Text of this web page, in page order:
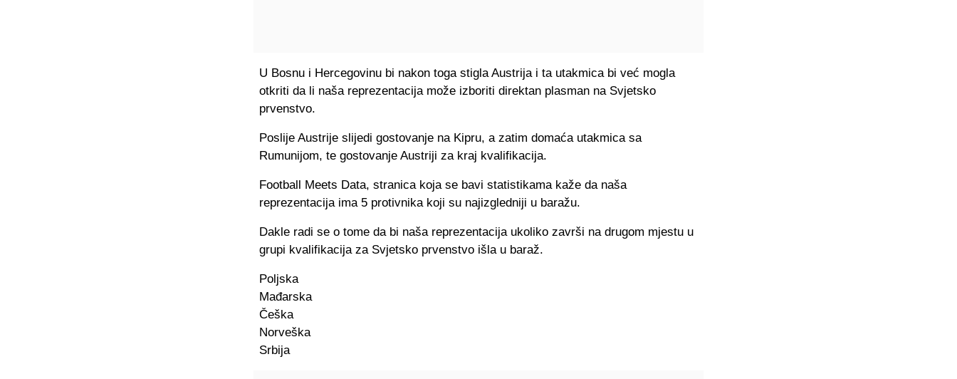
U Bosnu i Hercegovinu bi nakon toga stigla Austrija i ta utakmica bi već mogla
otkriti da li naša reprezentacija može izboriti direktan plasman na Svjetsko
prvenstvo.
Poslije Austrije slijedi gostovanje na Kipru, a zatim domaća utakmica sa
Rumunijom, te gostovanje Austriji za kraj kvalifikacija.
Football Meets Data, stranica koja se bavi statistikama kaže da naša
reprezentacija ima 5 protivnika koji su najizgledniji u baražu.
Dakle radi se o tome da bi naša reprezentacija ukoliko završi na drugom mjestu u
grupi kvalifikacija za Svjetsko prvenstvo išla u baraž.
Poljska
Mađarska
Češka
Norveška
Srbija